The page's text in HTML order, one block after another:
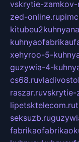
vskrytie-zamkov-
zed-online.ru
xehyroo-5-
guzywia-4-
cs68.ru
raszar.ruvskrytie-
lipetsktelecom.ru
seksuzb.ru